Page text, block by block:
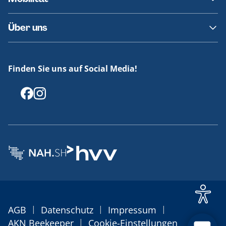
Fundsachen
Häufige Fragen
Barrierefreies Reisen
Erklärung Barrierefreiheit
Über uns
Offenlegungen
Finden Sie uns auf Social Media!
AGB | Datenschutz | Impressum |
AKN Beekeeper | Cookie-Einstellungen